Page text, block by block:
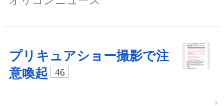
プリキュアショー撮影で注
意喚起
46